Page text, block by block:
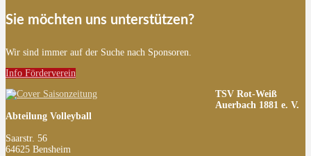
Sie möchten uns unterstützen?
Wir sind immer auf der Suche nach Sponsoren.
Info Förderverein
TSV Rot-Weiß
Auerbach 1881 e. V.
Abteilung Volleyball
Saarstr. 56
64625 Bensheim